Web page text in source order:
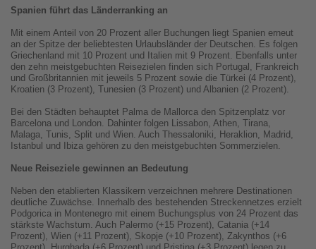
Spanien führt das Länderranking an
Mit einem Anteil von 20 Prozent aller Buchungen liegt Spanien erneut
an der Spitze der beliebtesten Urlaubsländer der Deutschen. Es folgen
Griechenland mit 10 Prozent und Italien mit 9 Prozent. Ebenfalls unter
den zehn meistgebuchten Reisezielen finden sich Portugal, Frankreich
und Großbritannien mit jeweils 5 Prozent sowie die Türkei (4 Prozent),
Kroatien (3 Prozent), Tunesien (3 Prozent) und Albanien (2 Prozent).
Bei den Städten behauptet Palma de Mallorca den Spitzenplatz vor
Barcelona und London. Dahinter folgen Lissabon, Athen, Tirana,
Malaga, Tunis, Split und Wien. Auch Thessaloniki, Heraklion, Madrid,
Istanbul und Ibiza gehören zu den meistgebuchten Sommerzielen.
Neue Reiseziele gewinnen an Bedeutung
Neben den etablierten Klassikern verzeichnen mehrere Destinationen
deutliche Zuwächse. Innerhalb des bestehenden Streckennetzes erzielt
Podgorica in Montenegro mit einem Buchungsplus von 24 Prozent das
stärkste Wachstum. Auch Palermo (+15 Prozent), Catania (+14
Prozent), Wien (+11 Prozent), Skopje (+10 Prozent), Zakynthos (+6